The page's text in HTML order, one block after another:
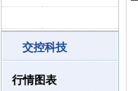
交控科技
行情图表